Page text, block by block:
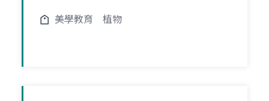
美學教育 植物